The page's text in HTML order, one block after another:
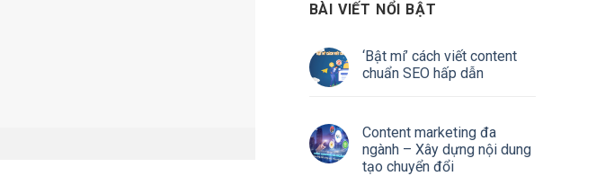
BÀI VIẾT NỔI BẬT
‘Bật mí’ cách viết content
chuẩn SEO hấp dẫn
Content marketing đa
ngành – Xây dựng nội dung
tạo chuyển đổi